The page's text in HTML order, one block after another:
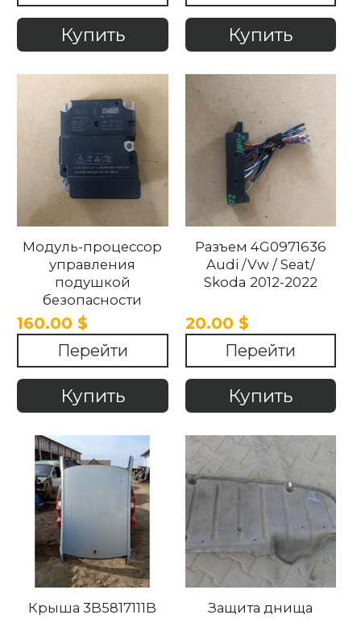
Купить Купить
Модуль-процессор
управления
подушкой
безопасности
4N0959655AL
4N0959655 Audi /Vw
/ Seat/ Skoda 2012-
2022
160.00 $
Перейти
Купить
Разъем 4G0971636
Audi /Vw / Seat/
Skoda 2012-2022
20.00 $
Перейти
Купить
Крыша 3B5817111B
Защита днища